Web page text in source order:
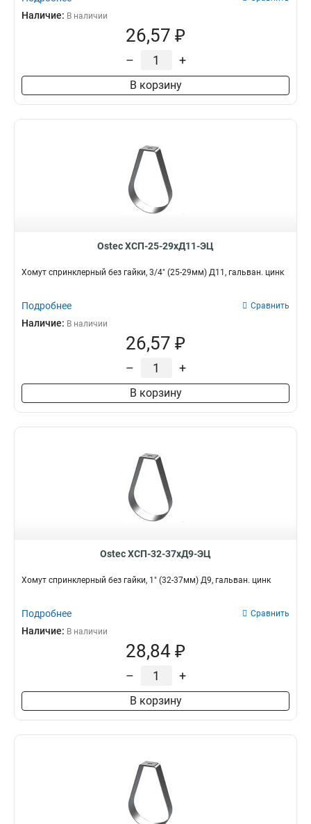
Наличие: В наличии
26,57 ₽
– +
В корзину
Ostec ХСП-25-29хД11-ЭЦ
Хомут спринклерный без гайки, 3/4" (25-29мм) Д11, гальван. цинк
Подробнее Сравнить
Наличие: В наличии
26,57 ₽
– +
В корзину
Ostec ХСП-32-37хД9-ЭЦ
Хомут спринклерный без гайки, 1" (32-37мм) Д9, гальван. цинк
Подробнее Сравнить
Наличие: В наличии
28,84 ₽
– +
В корзину